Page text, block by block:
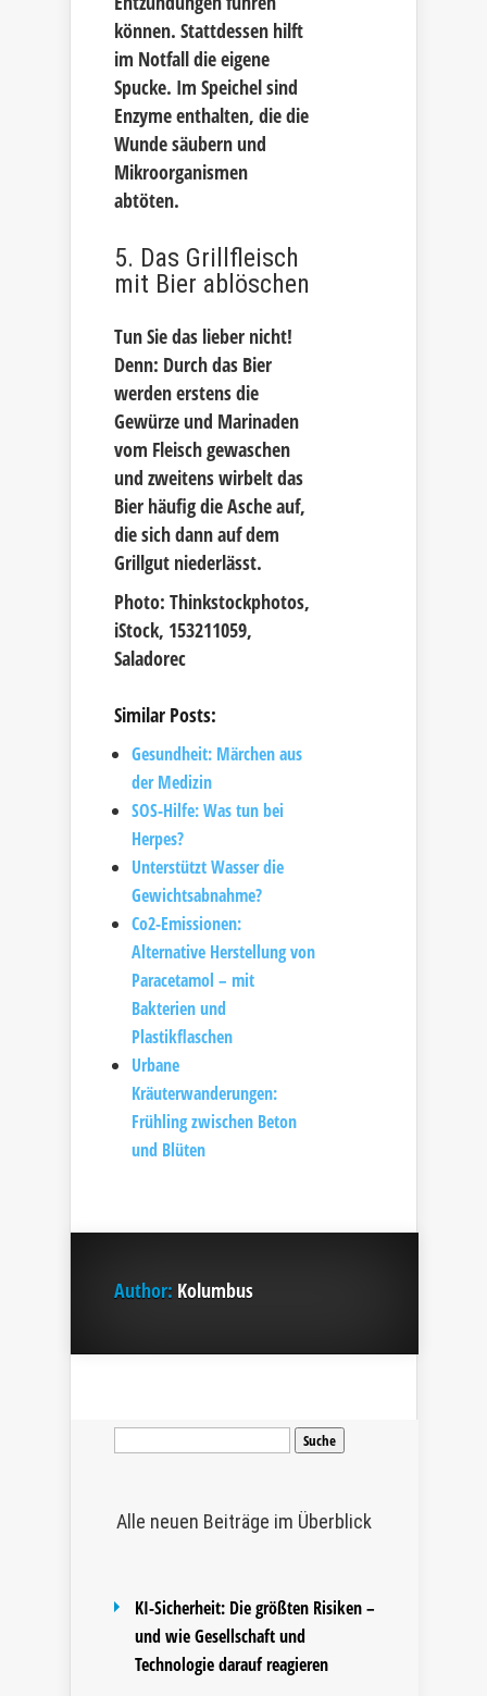
können. Stattdessen hilft
im Notfall die eigene
Spucke. Im Speichel sind
Enzyme enthalten, die die
Wunde säubern und
Mikroorganismen
abtöten.
5. Das Grillfleisch
mit Bier ablöschen
Tun Sie das lieber nicht!
Denn: Durch das Bier
werden erstens die
Gewürze und Marinaden
vom Fleisch gewaschen
und zweitens wirbelt das
Bier häufig die Asche auf,
die sich dann auf dem
Grillgut niederlässt.
Photo: Thinkstockphotos,
iStock, 153211059,
Saladorec
Similar Posts:
Gesundheit: Märchen aus
der Medizin
SOS-Hilfe: Was tun bei
Herpes?
Unterstützt Wasser die
Gewichtsabnahme?
Co2-Emissionen:
Alternative Herstellung von
Paracetamol – mit
Bakterien und
Plastikflaschen
Urbane
Kräuterwanderungen:
Frühling zwischen Beton
und Blüten
Author: Kolumbus
Suche
Alle neuen Beiträge im Überblick
KI-Sicherheit: Die größten Risiken –
und wie Gesellschaft und
Technologie darauf reagieren